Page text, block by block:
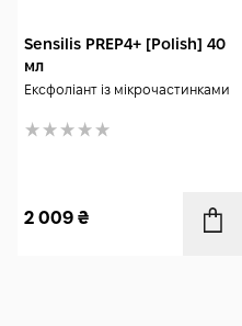
Sensilis PREP4+ [Polish] 40
мл
Ексфоліант із мікрочастинками
2 009 ₴